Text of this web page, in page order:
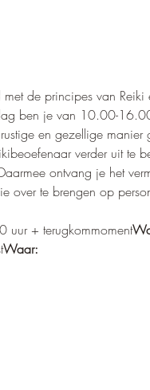
met de principes van
ben je van 10.00-
en gezellige manier
verder uit te
ontvang je het
over te brengen op
+ terugkommoment
Waar: